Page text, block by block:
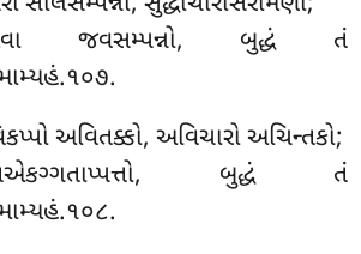
જવસમ્પન્નો, બુદ્ધં તં
અવિતક્કો, અવિચારો અચિન્તકો;
બુદ્ધં તં